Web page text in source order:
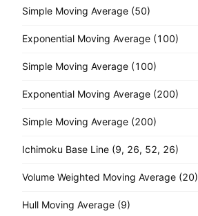
Simple Moving Average (50)
Exponential Moving Average (100)
Simple Moving Average (100)
Exponential Moving Average (200)
Simple Moving Average (200)
Ichimoku Base Line (9, 26, 52, 26)
Volume Weighted Moving Average (20)
Hull Moving Average (9)